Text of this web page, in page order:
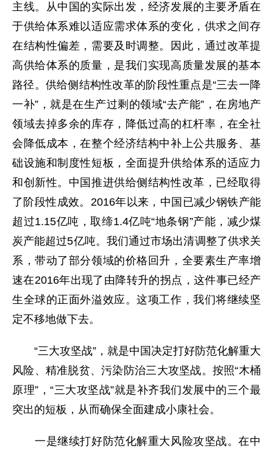
主线。从中国的实际出发，经济发展的主要矛盾在
于供给体系难以适应需求体系的变化，供求之间存
在结构性偏差，需要及时调整。因此，通过改革提
高供给体系的质量，是我们实现高质量发展的基本
路径。供给侧结构性改革的阶段性重点是“三去一降
一补”，就是在生产过剩的领域“去产能”，在房地产
领域去掉多余的库存，降低过高的杠杆率，在全社
会降低成本，在整个经济结构中补上公共服务、基
础设施和制度性短板，全面提升供给体系的适应力
和创新性。中国推进供给侧结构性改革，已经取得
了阶段性成效。2016年以来，中国已减少钢铁产能
超过1.15亿吨，取缔1.4亿吨“地条钢”产能，减少煤
炭产能超过5亿吨。我们通过市场出清调整了供求关
系，带动了部分领域的价格回升，全要素生产率增
速在2016年出现了由降转升的拐点，这件事已经产
生全球的正面外溢效应。这项工作，我们将继续坚
定不移地做下去。
“三大攻坚战”，就是中国决定打好防范化解重大
风险、精准脱贫、污染防治三大攻坚战。按照“木桶
原理”，“三大攻坚战”就是补齐我们发展中的三个最
突出的短板，从而确保全面建成小康社会。
一是继续打好防范化解重大风险攻坚战。在中